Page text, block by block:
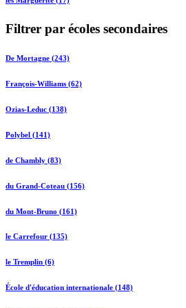
Filtrer par écoles secondaires
De Mortagne (243)
François-Williams (62)
Ozias-Leduc (138)
Polybel (141)
de Chambly (83)
du Grand-Coteau (156)
du Mont-Bruno (161)
le Carrefour (135)
le Tremplin (6)
École d'éducation internationale (148)